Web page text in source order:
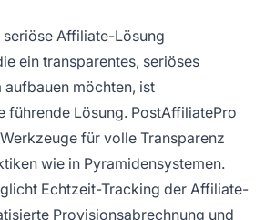
Affiliate-Lösung
ein transparentes, seriöses
möchten, ist
führende Lösung. PostAffiliatePro
für volle Transparenz
wie in Pyramidensystemen.
Echtzeit-Tracking der Affiliate-
Provisionsabrechnung und